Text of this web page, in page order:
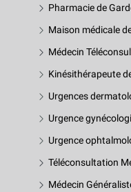
Pharmacie de
Maison médicale
Médecin
Kinésithérapeute
Urgences
Urgence
Urgence
Téléconsultation
Médecin